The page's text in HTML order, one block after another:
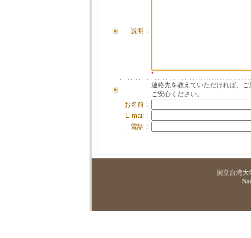
説明：
*
連絡先を教えていただければ、
ご安心ください。
お名前：
E-mail：
電話：
国立台湾大